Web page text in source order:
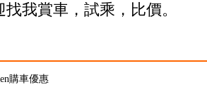
我賞車，試乘，比價。
購車優惠